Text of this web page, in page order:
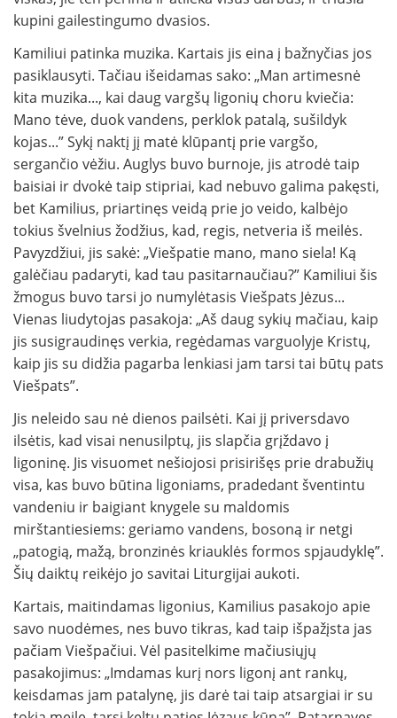
kupini gailestingumo dvasios.
Kamiliui patinka muzika. Kartais jis eina į bažnyčias jos
pasiklausyti. Tačiau išeidamas sako: „Man artimesnė
kita muzika..., kai daug vargšų ligonių choru kviečia:
Mano tėve, duok vandens, perklok patalą, sušildyk
kojas...” Sykį naktį jį matė klūpantį prie vargšo,
sergančio vėžiu. Auglys buvo burnoje, jis atrodė taip
baisiai ir dvokė taip stipriai, kad nebuvo galima pakęsti,
bet Kamilius, priartinęs veidą prie jo veido, kalbėjo
tokius švelnius žodžius, kad, regis, netveria iš meilės.
Pavyzdžiui, jis sakė: „Viešpatie mano, mano siela! Ką
galėčiau padaryti, kad tau pasitarnaučiau?” Kamiliui šis
žmogus buvo tarsi jo numylėtasis Viešpats Jėzus...
Vienas liudytojas pasakoja: „Aš daug sykių mačiau, kaip
jis susigraudinęs verkia, regėdamas varguolyje Kristų,
kaip jis su didžia pagarba lenkiasi jam tarsi tai būtų pats
Viešpats”.
Jis neleido sau nė dienos pailsėti. Kai jį priversdavo
ilsėtis, kad visai nenusilptų, jis slapčia grįždavo į
ligoninę. Jis visuomet nešiojosi prisirišęs prie drabužių
visa, kas buvo būtina ligoniams, pradedant šventintu
vandeniu ir baigiant knygele su maldomis
mirštantiesiems: geriamo vandens, bosoną ir netgi
„patogią, mažą, bronzinės kriauklės formos spjaudyklę”.
Šių daiktų reikėjo jo savitai Liturgijai aukoti.
Kartais, maitindamas ligonius, Kamilius pasakojo apie
savo nuodėmes, nes buvo tikras, kad taip išpažįsta jas
pačiam Viešpačiui. Vėl pasitelkime mačiusiųjų
pasakojimus: „Imdamas kurį nors ligonį ant rankų,
keisdamas jam patalynę, jis darė tai taip atsargiai ir su